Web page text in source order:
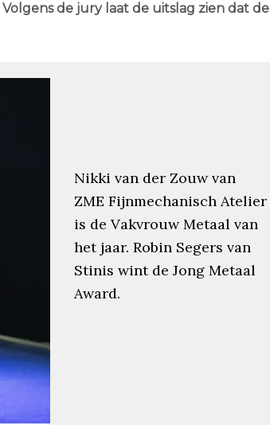
de jury laat de uitslag zien dat de
Nikki van der Zouw van
ZME Fijnmechanisch Atelier
is de Vakvrouw Metaal van
het jaar. Robin Segers van
Stinis wint de Jong Metaal
Award.